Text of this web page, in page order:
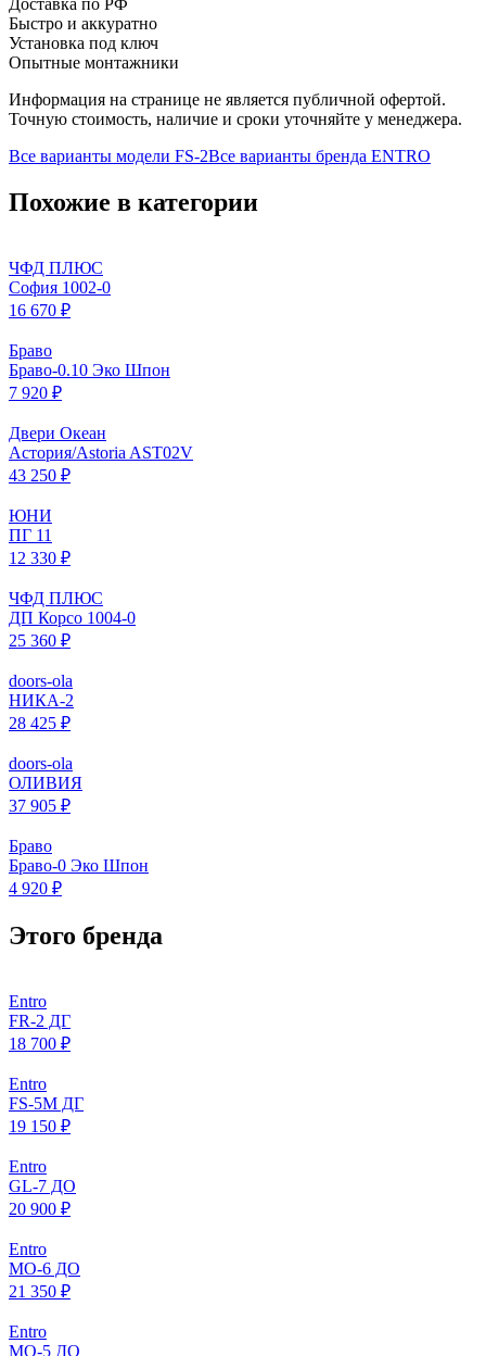
Доставка по РФ
Быстро и аккуратно
Установка под ключ
Опытные монтажники
Информация на странице не является публичной офертой.
Точную стоимость, наличие и сроки уточняйте у менеджера.
Все варианты модели FS-2Все варианты бренда ENTRO
Похожие в категории
ЧФД ПЛЮС
София 1002-0
16 670 ₽
Браво
Браво-0.10 Эко Шпон
7 920 ₽
Двери Океан
Астория/Astoria AST02V
43 250 ₽
ЮНИ
ПГ 11
12 330 ₽
ЧФД ПЛЮС
ДП Корсо 1004-0
25 360 ₽
doors-ola
НИКА-2
28 425 ₽
doors-ola
ОЛИВИЯ
37 905 ₽
Браво
Браво-0 Эко Шпон
4 920 ₽
Этого бренда
Entro
FR-2 ДГ
18 700 ₽
Entro
FS-5M ДГ
19 150 ₽
Entro
GL-7 ДО
20 900 ₽
Entro
МO-6 ДО
21 350 ₽
Entro
МO-5 ДО